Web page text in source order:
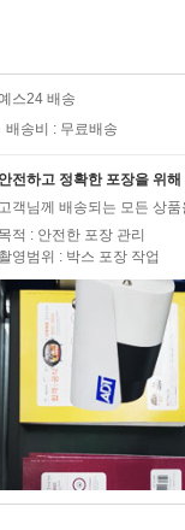
품을 만나지 못할
다. 기존의 많은 부
수상”이라는 말로
서 밝힌 바 있다.
으로 받은 5만 파
다. 자칫 이력이 끝날
메시지에서 번스는
하느라 너무너무
내가 무슨 말을 한
되고 세상에 나온 세
진행하게 된다는
찬사를 받은 『밀크
라며 이례적으로 혹
스24 배송
배송비 : 무료배송
안전하고 정확한 포장을 위
고객님께 배송되는 모든 상
목적 : 안전한 포장 관리
촬영범위 : 박스 포장 작업